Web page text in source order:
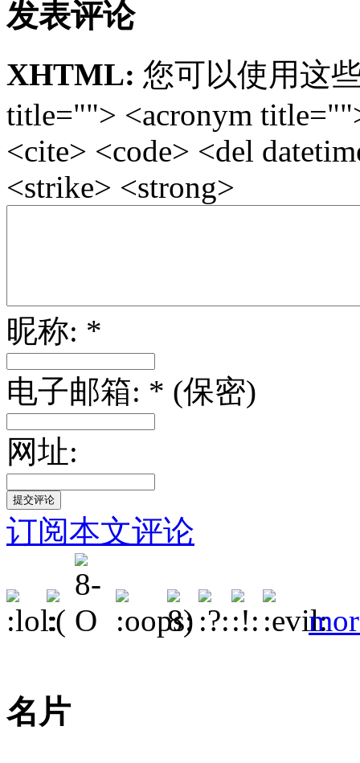
发表评论
XHTML: 您可以使用这
title=""> <acronym
<cite> <code> <del
<strike> <strong>
昵称: *
电子邮箱: * (保密)
网址:
订阅本文评论
名片